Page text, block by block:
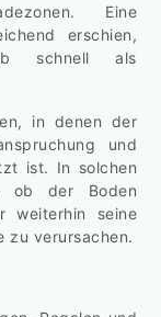
Eine
erschien,
schnell als
in denen der
und
ist. In solchen
ob der Boden
weiterhin seine
zu verursachen.